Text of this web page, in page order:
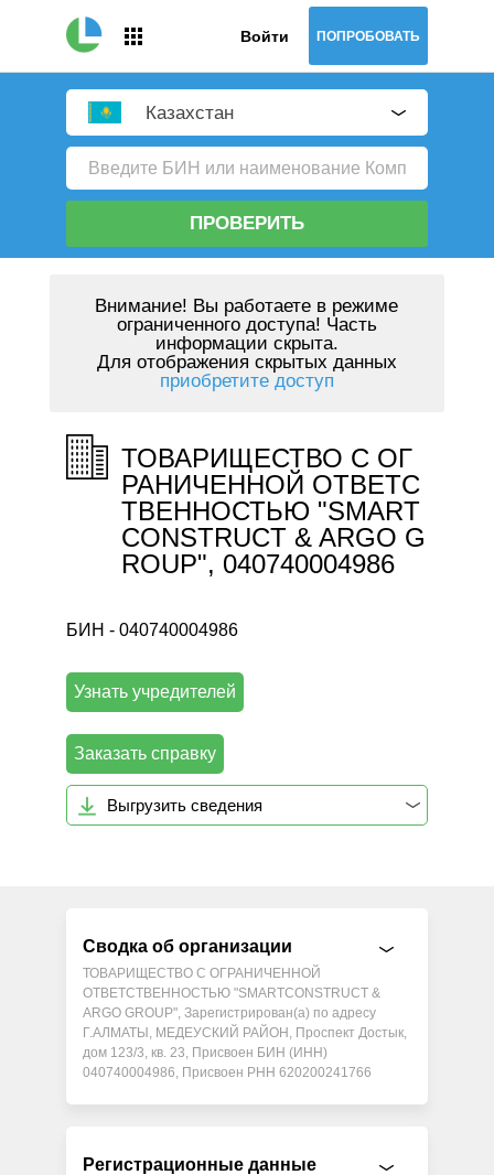
Войти ПОПРОБОВАТЬ
Казахстан
ПРОВЕРИТЬ
Внимание! Вы работаете в режиме
ограниченного доступа! Часть
информации скрыта.
Для отображения скрытых данных
приобретите доступ
ТОВАРИЩЕСТВО С ОГ
РАНИЧЕННОЙ ОТВЕТС
ТВЕННОСТЬЮ "SMART
CONSTRUCT & ARGO G
ROUP", 040740004986
БИН - 040740004986
Узнать учредителей
Заказать справку
Выгрузить сведения
Сводка об организации
ТОВАРИЩЕСТВО С ОГРАНИЧЕННОЙ
ОТВЕТСТВЕННОСТЬЮ "SMARTCONSTRUCT &
ARGO GROUP", Зарегистрирован(а) по адресу
Г.АЛМАТЫ, МЕДЕУСКИЙ РАЙОН, Проспект Достык,
дом 123/3, кв. 23, Присвоен БИН (ИНН)
040740004986, Присвоен РНН 620200241766
Регистрационные данные